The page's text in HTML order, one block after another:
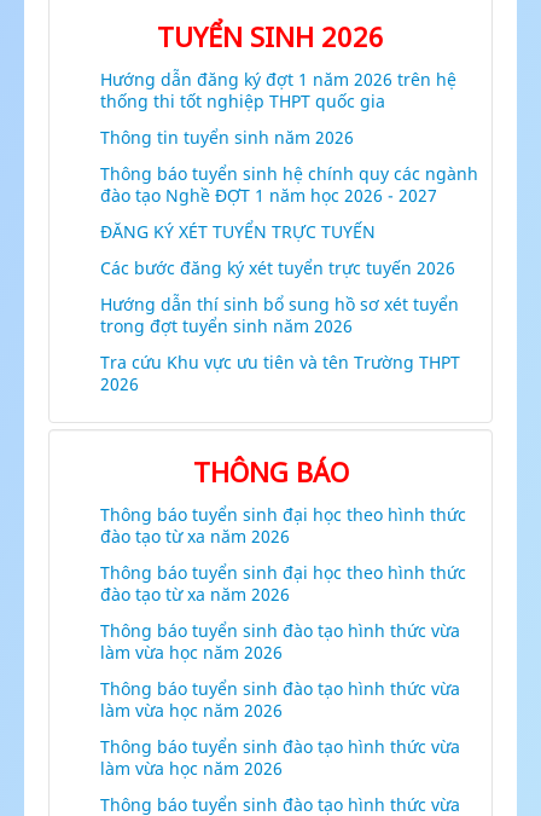
TUYỂN SINH 2026
Hướng dẫn đăng ký đợt 1 năm 2026 trên hệ
thống thi tốt nghiệp THPT quốc gia
Thông tin tuyển sinh năm 2026
Thông báo tuyển sinh hệ chính quy các ngành
đào tạo Nghề ĐỢT 1 năm học 2026 - 2027
ĐĂNG KÝ XÉT TUYỂN TRỰC TUYẾN
Các bước đăng ký xét tuyển trực tuyến 2026
Hướng dẫn thí sinh bổ sung hồ sơ xét tuyển
trong đợt tuyển sinh năm 2026
Tra cứu Khu vực ưu tiên và tên Trường THPT
2026
THÔNG BÁO
Thông báo tuyển sinh đại học theo hình thức
đào tạo từ xa năm 2026
Thông báo tuyển sinh đại học theo hình thức
đào tạo từ xa năm 2026
Thông báo tuyển sinh đào tạo hình thức vừa
làm vừa học năm 2026
Thông báo tuyển sinh đào tạo hình thức vừa
làm vừa học năm 2026
Thông báo tuyển sinh đào tạo hình thức vừa
làm vừa học năm 2026
Thông báo tuyển sinh đào tạo hình thức vừa